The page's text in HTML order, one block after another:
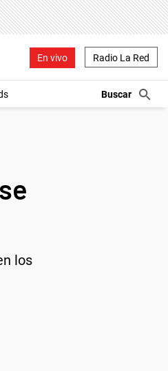
En vivo Radio La Red
los